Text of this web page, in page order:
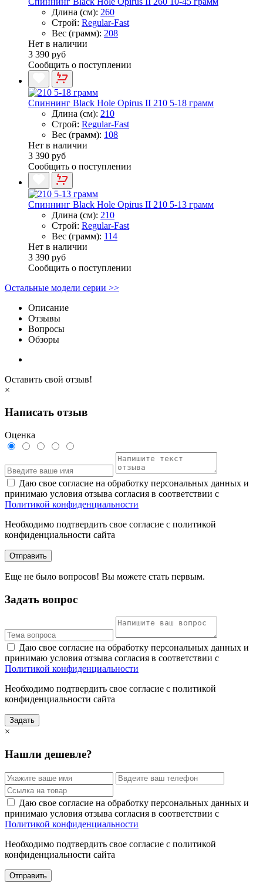
Длина (см): 260
Строй: Regular-Fast
Вес (грамм): 208
Нет в наличии
3 390 руб
Сообщить о поступлении
Спиннинг Black Hole Opirus II 210 5-18 грамм
Длина (см): 210
Строй: Regular-Fast
Вес (грамм): 108
Нет в наличии
3 390 руб
Сообщить о поступлении
Спиннинг Black Hole Opirus II 210 5-13 грамм
Длина (см): 210
Строй: Regular-Fast
Вес (грамм): 114
Нет в наличии
3 390 руб
Сообщить о поступлении
Остальные модели серии >>
Описание
Отзывы
Вопросы
Обзоры
Оставить свой отзыв!
×
Написать отзыв
Оценка
Даю свое согласие на обработку персональных данных и
принимаю условия отзыва согласия в соответствии с
Политикой конфиденциальности
Необходимо подтвердить свое согласие с политикой
конфиденциальности сайта
Отправить
Еще не было вопросов! Вы можете стать первым.
Задать вопрос
Даю свое согласие на обработку персональных данных и
принимаю условия отзыва согласия в соответствии с
Политикой конфиденциальности
Необходимо подтвердить свое согласие с политикой
конфиденциальности сайта
Задать
×
Нашли дешевле?
Даю свое согласие на обработку персональных данных и
принимаю условия отзыва согласия в соответствии с
Политикой конфиденциальности
Необходимо подтвердить свое согласие с политикой
конфиденциальности сайта
Отправить